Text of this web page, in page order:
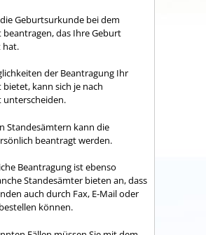
Geburtsurkunde bei dem
beantragen, das Ihre Geburt
hat.
der Beantragung Ihr
kann sich je nach
unterscheiden.
Standesämtern kann die
beantragt werden.
Beantragung ist ebenso
Standesämter bieten an, dass
auch durch Fax, E-Mail oder
können.